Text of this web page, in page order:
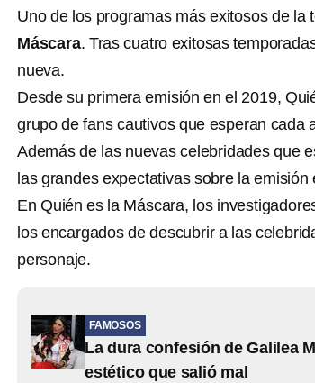
Uno de los programas más exitosos de la
Máscara. Tras cuatro exitosas
nueva.
Desde su primera emisión en el 2019,
grupo de fans cautivos que esperan cada
Además de las nuevas celebridades que
las grandes expectativas sobre la
En Quién es la Máscara, los
los encargados de descubrir a las
personaje.
FAMOSOS
La dura confesión de Galilea
estético que salió mal